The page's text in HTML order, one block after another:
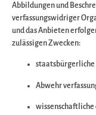
Abbildungen und
verfassungswidriger
und das Anbieten
zulässigen Zwecken:
Abwehr
wissenschaftliche